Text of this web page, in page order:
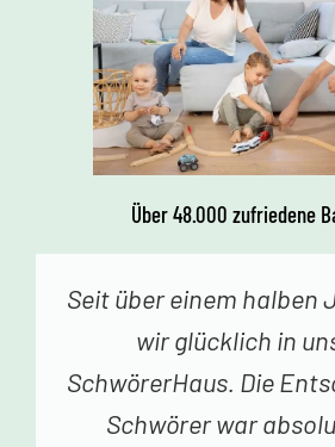
Über 48.000 zufriedene
Vor einer Woche
Schlüssel zu unserem
Jedes Betreten
Dank an das Schwörer-